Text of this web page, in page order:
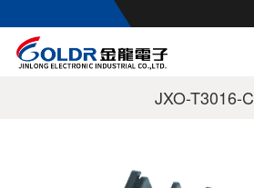
JXO-T3016-C